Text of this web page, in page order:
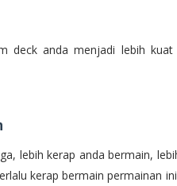
deck anda menjadi lebih
lebih kerap anda bermain,
kerap bermain permainan